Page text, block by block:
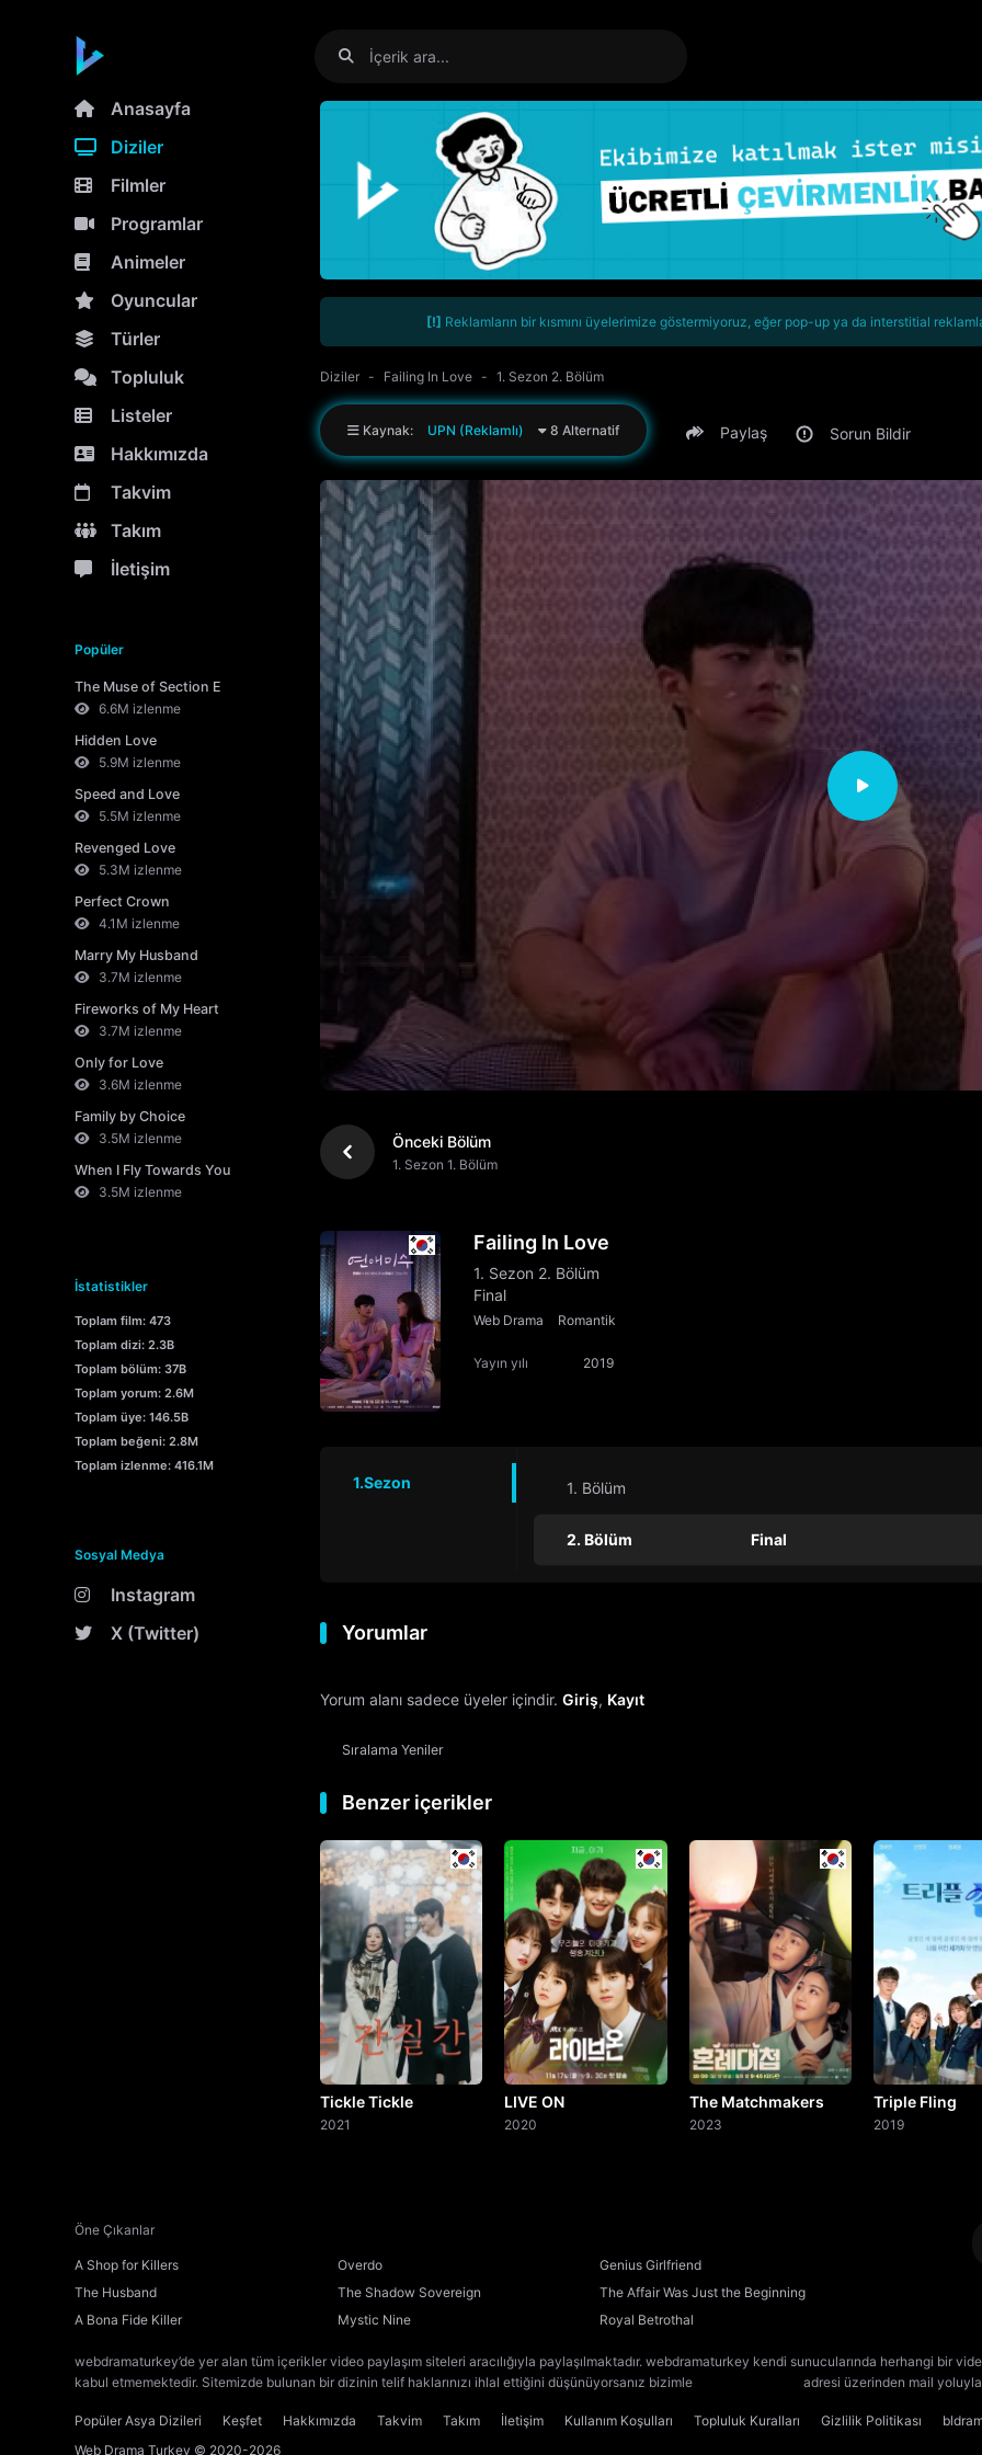
Anasayfa
Diziler
Filmler
Programlar
Animeler
Oyuncular
Türler
Topluluk
Listeler
Hakkımızda
Takvim
Takım
İletişim
Popüler
The Muse of Section E
6.6M izlenme
Hidden Love
5.9M izlenme
Speed and Love
5.5M izlenme
Revenged Love
5.3M izlenme
Perfect Crown
4.1M izlenme
Marry My Husband
3.7M izlenme
Fireworks of My Heart
3.7M izlenme
Only for Love
3.6M izlenme
Family by Choice
3.5M izlenme
When I Fly Towards You
3.5M izlenme
İstatistikler
Toplam film: 473
Toplam dizi: 2.3B
Toplam bölüm: 37B
Toplam yorum: 2.6M
Toplam üye: 146.5B
Toplam beğeni: 2.8M
Toplam izlenme: 416.1M
Sosyal Medya
Instagram
X (Twitter)
[!] Reklamların bir kısmını üyelerimize göstermiyoruz, eğer pop-up ya da interstitial
Diziler Failing In Love 1. Sezon 2. Bölüm
Kaynak: UPN (Reklamlı) 8 Alternatif Paylaş Sorun Bildir
Önceki Bölüm
1. Sezon 1. Bölüm
Failing In Love
1. Sezon 2. Bölüm
Final
Web Drama Romantik
Yayın yılı 2019
1.Sezon 1. Bölüm
2. Bölüm Final
Yorumlar
Yorum alanı sadece üyeler içindir. Giriş, Kayıt
Sıralama Yeniler
Benzer içerikler
Tickle Tickle
2021
LIVE ON
2020
The Matchmakers
2023
Triple Fling
2019
Öne Çıkanlar
A Shop for Killers Overdo
Genius Girlfriend
The Husband
The Shadow Sovereign
The Affair Was Just the Beginning
A Bona Fide Killer
Mystic Nine Royal Betrothal
webdramaturkey’de yer alan tüm içerikler video paylaşım siteleri aracılığıyla paylaşılmaktadır. webdramaturkey kendi sunucularında herhangi bir
kabul etmemektedir. Sitemizde bulunan bir dizinin telif haklarınızı ihlal ettiğini düşünüyorsanız bizimle
adresi üzerinden mail
Popüler Asya Dizileri Keşfet Hakkımızda Takvim Takım İletişim Kullanım Koşulları Topluluk Kuralları Gizlilik Politikası
Web Drama Turkey © 2020-2026